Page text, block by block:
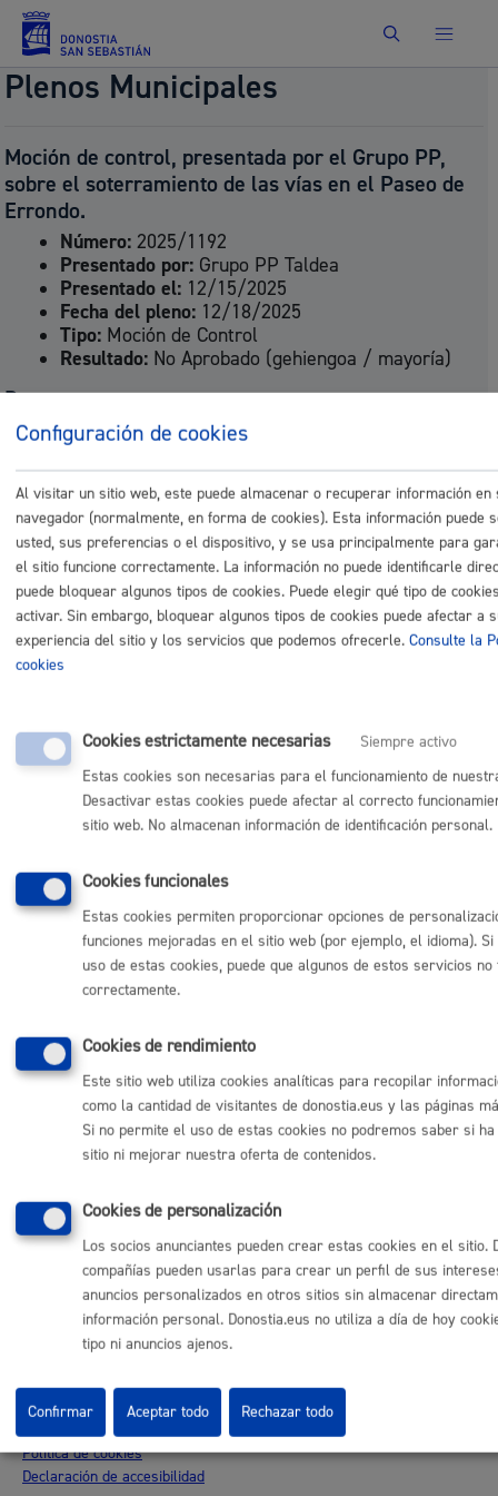
Buscar
Plenos Municipales
Moción de control, presentada por el Grupo PP,
sobre el soterramiento de las vías en el Paseo de
Errondo.
Número:2025/1192
Presentado por: Grupo PP Taldea
Presentado el: 12/15/2025
Fecha del pleno: 12/18/2025
Tipo: Moción de Control
Resultado: No Aprobado (gehiengoa / mayoría)
Documentos
Comunícate con el Ayuntamiento de Donostia / San
Sebastián
010(gratuito desde Donostia / San Sebastián)
(+34) 943 481 000
Enlaces útiles
Ofertas de empleo
Sede electrónica
Mapas - GeoDonostia
Sala de prensa
Mapa web
Donostia Kirola
Donostia Kultura
Donostia Turismo
Fomento de San Sebastián
Síguenos en redes sociales
© Donostiako Udala - Ayuntamiento de Donostia / San Sebastián
Aviso legal
Política de privacidad
Política de cookies
Declaración de accesibilidad
Configuración de cookies
Al visitar un sitio web, este puede almacenar o recuperar información en
navegador (normalmente, en forma de cookies). Esta información puede
usted, sus preferencias o el dispositivo, y se usa principalmente para
el sitio funcione correctamente. La información no puede identificarle
puede bloquear algunos tipos de cookies. Puede elegir qué tipo de
activar. Sin embargo, bloquear algunos tipos de cookies puede afectar a
experiencia del sitio y los servicios que podemos ofrecerle. Consulte la
cookies
Cookies estrictamente necesarias
Siempre activo
Estas cookies son necesarias para el funcionamiento de
Desactivar estas cookies puede afectar al correcto
sitio web. No almacenan información de identificación personal.
Cookies funcionales
Estas cookies permiten proporcionar opciones de
funciones mejoradas en el sitio web (por ejemplo, el idioma).
uso de estas cookies, puede que algunos de estos servicios no
correctamente.
Cookies de rendimiento
Este sitio web utiliza cookies analíticas para recopilar
como la cantidad de visitantes de donostia.eus y las páginas
Si no permite el uso de estas cookies no podremos saber si
sitio ni mejorar nuestra oferta de contenidos.
Cookies de personalización
Los socios anunciantes pueden crear estas cookies en el sitio.
compañías pueden usarlas para crear un perfil de sus
anuncios personalizados en otros sitios sin almacenar
información personal. Donostia.eus no utiliza a día de hoy
tipo ni anuncios ajenos.
Rechazar todo
Confirmar Aceptar todo